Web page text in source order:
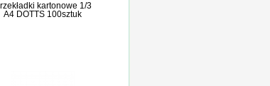
kartonowe 1/3
A4 DOTTS 100sztuk